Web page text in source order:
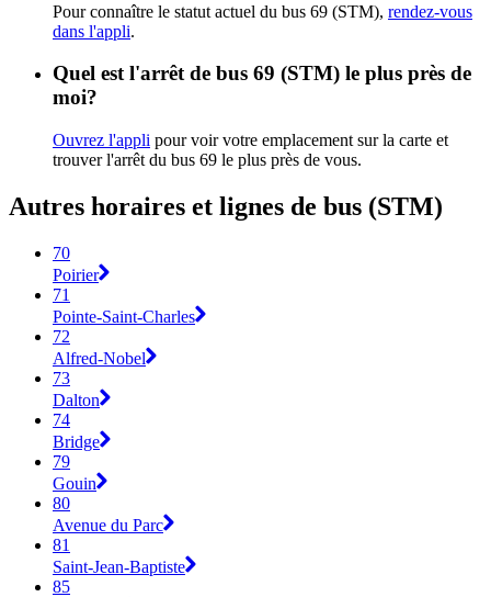
Pour connaître le statut actuel du bus 69 (STM), rendez-vous
dans l'appli.
Quel est l'arrêt de bus 69 (STM) le plus près de
moi?
Ouvrez l'appli pour voir votre emplacement sur la carte et
trouver l'arrêt du bus 69 le plus près de vous.
Autres horaires et lignes de bus (STM)
70
Poirier
71
Pointe-Saint-Charles
72
Alfred-Nobel
73
Dalton
74
Bridge
79
Gouin
80
Avenue du Parc
81
Saint-Jean-Baptiste
85